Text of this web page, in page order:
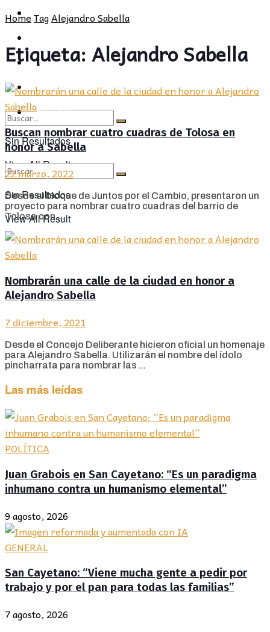
POLÍTICA
CULTURA
OPINIÓN
Sin Resultados
View All Result
PROVINCIA
SOCIEDAD
CULTURA
OPINIÓN
Sin Resultados
View All Result
HomeTagAlejandro Sabella
Etiqueta:Alejandro Sabella
Buscan nombrar cuatro cuadras de Tolosa en
honor a Sabella
22 marzo, 2022
Desde el bloque de Juntos por el Cambio, presentaron un
proyecto para nombrar cuatro cuadras del barrio de
Tolosa con ...
Nombrarán una calle de la ciudad en honor a
Alejandro Sabella
7 diciembre, 2021
Desde el Concejo Deliberante hicieron oficial un homenaje
para Alejandro Sabella. Utilizarán el nombre del ídolo
pincharrata para nombrar las ...
Las más leídas
POLÍTICA
Juan Grabois en San Cayetano: “Es un paradigma
inhumano contra un humanismo elemental”
9 agosto, 2026
GENERAL
San Cayetano: “Viene mucha gente a pedir por
trabajo y por el pan para todas las familias”
7 agosto, 2026